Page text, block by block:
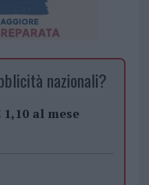
nazionali?
al mese